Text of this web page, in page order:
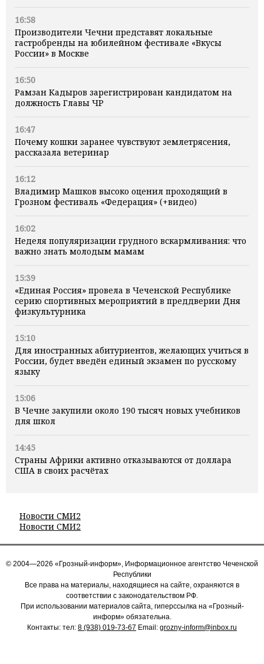
16:58
Производители Чечни представят локальные
гастробренды на юбилейном фестивале «Вкусы
России» в Москве
16:50
Рамзан Кадыров зарегистрирован кандидатом на
должность Главы ЧР
16:47
Почему кошки заранее чувствуют землетрясения,
рассказала ветеринар
16:12
Владимир Машков высоко оценил проходящий в
Грозном фестиваль «Федерация» (+видео)
16:02
Неделя популяризации грудного вскармливания: что
важно знать молодым мамам
15:39
«Единая Россия» провела в Чеченской Республике
серию спортивных мероприятий в преддверии Дня
физкультурника
15:10
Для иностранных абитуриентов, желающих учиться в
России, будет введён единый экзамен по русскому
языку
15:06
В Чечне закупили около 190 тысяч новых учебников
для школ
14:45
Страны Африки активно отказываются от доллара
США в своих расчётах
Новости СМИ2
Новости СМИ2
© 2004—2026 «Грозный-информ», Информационное агентство Чеченской
Республики
Все права на материалы, находящиеся на сайте, охраняются в
соответствии с законодательством РФ.
При использовании материалов сайта, гиперссылка на «Грозный-
информ» обязательна.
Контакты: тел: 8 (938) 019-73-67 Email: grozny-inform@inbox.ru